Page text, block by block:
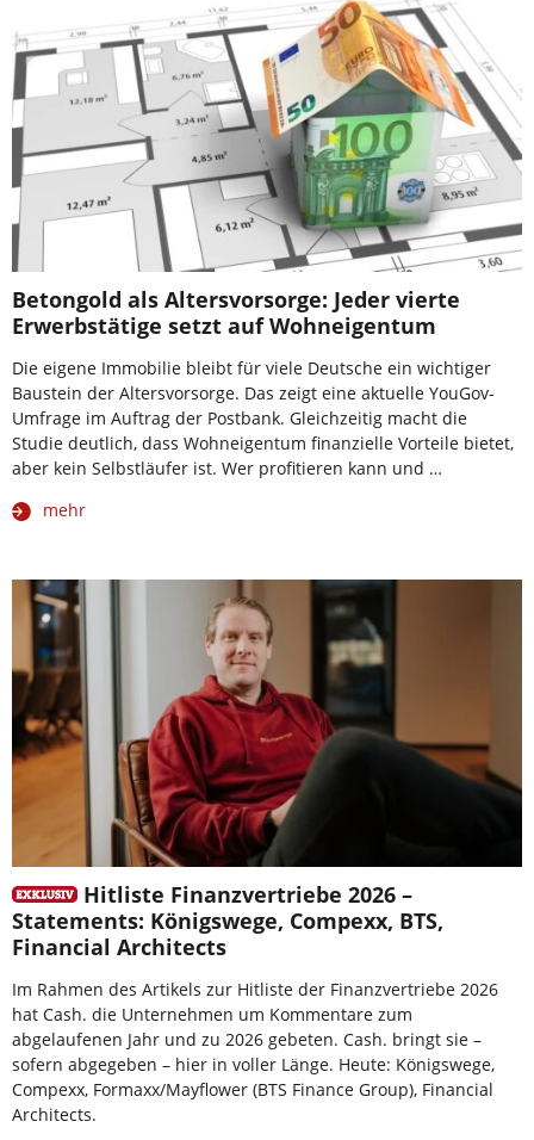
Betongold als Altersvorsorge: Jeder vierte
Erwerbstätige setzt auf Wohneigentum
Die eigene Immobilie bleibt für viele Deutsche ein wichtiger
Baustein der Altersvorsorge. Das zeigt eine aktuelle YouGov-
Umfrage im Auftrag der Postbank. Gleichzeitig macht die
Studie deutlich, dass Wohneigentum finanzielle Vorteile bietet,
aber kein Selbstläufer ist. Wer profitieren kann und …
mehr
Hitliste Finanzvertriebe 2026 –
Statements: Königswege, Compexx, BTS,
Financial Architects
Im Rahmen des Artikels zur Hitliste der Finanzvertriebe 2026
hat Cash. die Unternehmen um Kommentare zum
abgelaufenen Jahr und zu 2026 gebeten. Cash. bringt sie –
sofern abgegeben – hier in voller Länge. Heute: Königswege,
Compexx, Formaxx/Mayflower (BTS Finance Group), Financial
Architects.